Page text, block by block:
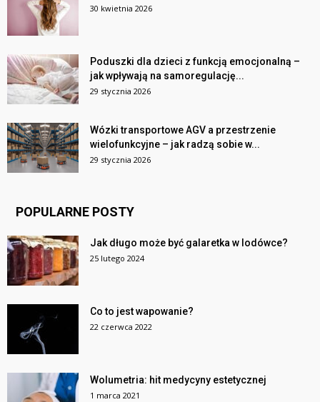
30 kwietnia 2026
Poduszki dla dzieci z funkcją emocjonalną –
jak wpływają na samoregulację...
29 stycznia 2026
Wózki transportowe AGV a przestrzenie
wielofunkcyjne – jak radzą sobie w...
29 stycznia 2026
POPULARNE POSTY
Jak długo może być galaretka w lodówce?
25 lutego 2024
Co to jest wapowanie?
22 czerwca 2022
Wolumetria: hit medycyny estetycznej
1 marca 2021